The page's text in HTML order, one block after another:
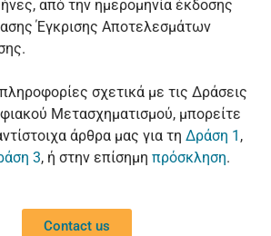
από την ημερομηνία έκδοσης
Έγκρισης Αποτελεσμάτων
σχετικά με τις Δράσεις
Μετασχηματισμού, μπορείτε
άρθρα μας για τη Δράση 1 ,
3, ή στην επίσημη πρόσκληση.
Contact us